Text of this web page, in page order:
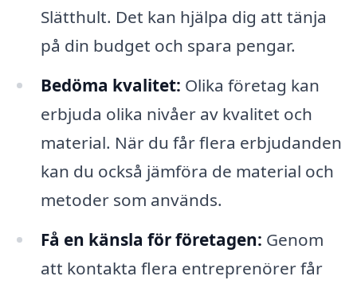
Slätthult. Det kan hjälpa dig att tänja
på din budget och spara pengar.
Bedöma kvalitet: Olika företag kan
erbjuda olika nivåer av kvalitet och
material. När du får flera erbjudanden
kan du också jämföra de material och
metoder som används.
Få en känsla för företagen: Genom
att kontakta flera entreprenörer får